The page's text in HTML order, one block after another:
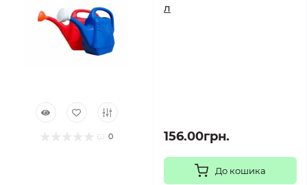
0
л
156.00грн.
До кошика